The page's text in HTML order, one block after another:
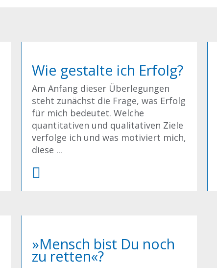
Wie gestalte ich Erfolg?
Am Anfang dieser Überlegungen
steht zunächst die Frage, was Erfolg
für mich bedeutet. Welche
quantitativen und qualitativen Ziele
verfolge ich und was motiviert mich,
diese ...
»Mensch bist Du noch
zu retten«?